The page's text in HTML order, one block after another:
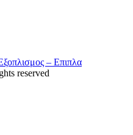
– Επιπλα
reserved